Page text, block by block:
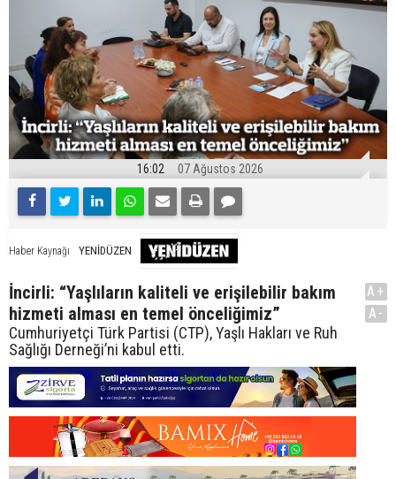
16:02 07 Ağustos 2026
Haber Kaynağı YENİDÜZEN
İncirli: “Yaşlıların kaliteli ve erişilebilir bakım
hizmeti alması en temel önceliğimiz”
Cumhuriyetçi Türk Partisi (CTP), Yaşlı Hakları ve Ruh
Sağlığı Derneği’ni kabul etti.
A+
A-